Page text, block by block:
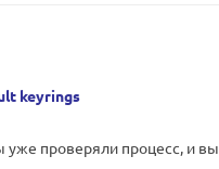
keyrings
уже проверяли процесс, и